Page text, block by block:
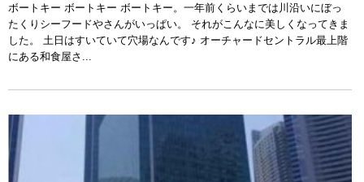
ボートキー ボートキー ボートキー。一年前くらいまでは川沿いにぼっ
たくりシーフードやさんがいっぱい。 それがこんなに美しくなってきま
した。 土日はすいていて穴場なんです♪ オーチャードセントラル最上階
にある和食屋さ...